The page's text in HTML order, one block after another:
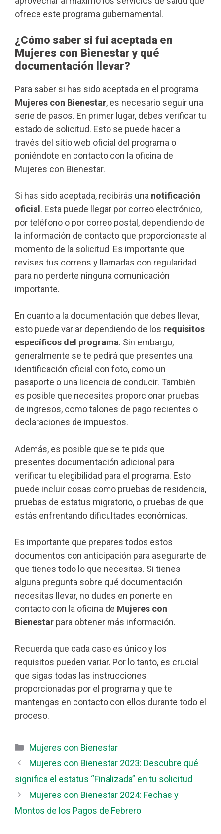
ofrece este programa gubernamental.
¿Cómo saber si fui aceptada en
Mujeres con Bienestar y qué
documentación llevar?
Para saber si has sido aceptada en el programa
Mujeres con Bienestar, es necesario seguir una
serie de pasos. En primer lugar, debes verificar tu
estado de solicitud. Esto se puede hacer a
través del sitio web oficial del programa o
poniéndote en contacto con la oficina de
Mujeres con Bienestar.
Si has sido aceptada, recibirás una notificación
oficial. Esta puede llegar por correo electrónico,
por teléfono o por correo postal, dependiendo de
la información de contacto que proporcionaste al
momento de la solicitud. Es importante que
revises tus correos y llamadas con regularidad
para no perderte ninguna comunicación
importante.
En cuanto a la documentación que debes llevar,
esto puede variar dependiendo de los requisitos
específicos del programa. Sin embargo,
generalmente se te pedirá que presentes una
identificación oficial con foto, como un
pasaporte o una licencia de conducir. También
es posible que necesites proporcionar pruebas
de ingresos, como talones de pago recientes o
declaraciones de impuestos.
Además, es posible que se te pida que
presentes documentación adicional para
verificar tu elegibilidad para el programa. Esto
puede incluir cosas como pruebas de residencia,
pruebas de estatus migratorio, o pruebas de que
estás enfrentando dificultades económicas.
Es importante que prepares todos estos
documentos con anticipación para asegurarte de
que tienes todo lo que necesitas. Si tienes
alguna pregunta sobre qué documentación
necesitas llevar, no dudes en ponerte en
contacto con la oficina de Mujeres con
Bienestar para obtener más información.
Recuerda que cada caso es único y los
requisitos pueden variar. Por lo tanto, es crucial
que sigas todas las instrucciones
proporcionadas por el programa y que te
mantengas en contacto con ellos durante todo el
proceso.
Categorías
Mujeres con Bienestar
Mujeres con Bienestar 2023: Descubre qué
significa el estatus “Finalizada” en tu solicitud
Mujeres con Bienestar 2024: Fechas y
Montos de los Pagos de Febrero